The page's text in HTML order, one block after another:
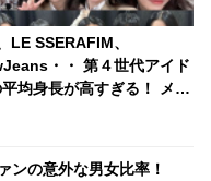
LE SSERAFIM、
・・ 第４世代アイド
均身長が高すぎる！ メン
果にビックリ
ンの意外な男女比率！